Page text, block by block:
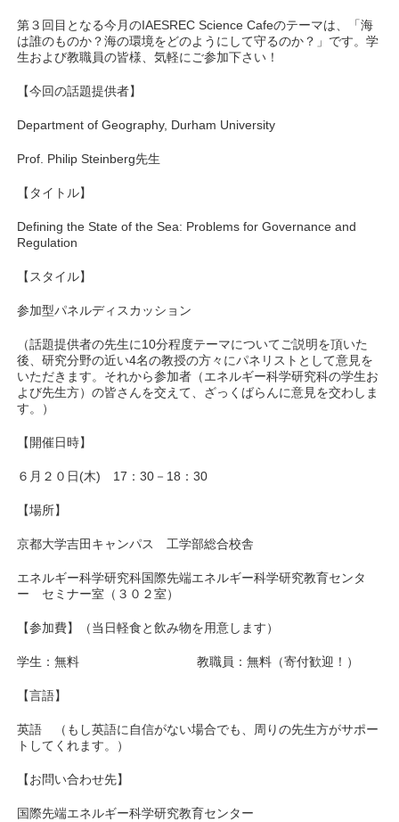
第３回目となる今月のIAESREC Science Cafeのテーマは、「海
は誰のものか？海の環境をどのようにして守るのか？」です。学
生および教職員の皆様、気軽にご参加下さい！
【今回の話題提供者】
Department of Geography, Durham University
Prof. Philip Steinberg先生
【タイトル】
Defining the State of the Sea: Problems for Governance and
Regulation
【スタイル】
参加型パネルディスカッション
（話題提供者の先生に10分程度テーマについてご説明を頂いた
後、研究分野の近い4名の教授の方々にパネリストとして意見を
いただきます。それから参加者（エネルギー科学研究科の学生お
よび先生方）の皆さんを交えて、ざっくばらんに意見を交わしま
す。）
【開催日時】
６月２０日(木) 17：30－18：30
【場所】
京都大学吉田キャンパス 工学部総合校舎
エネルギー科学研究科国際先端エネルギー科学研究教育センタ
ー セミナー室（３０２室）
【参加費】（当日軽食と飲み物を用意します）
学生：無料 教職員：無料（寄付歓迎！）
【言語】
英語 （もし英語に自信がない場合でも、周りの先生方がサポー
トしてくれます。）
【お問い合わせ先】
国際先端エネルギー科学研究教育センター